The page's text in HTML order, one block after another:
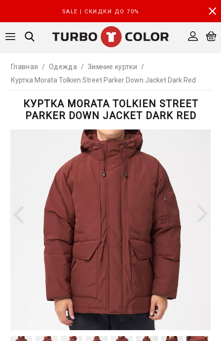
SALE | СКИДКИ ДО 70%
Главная / Одежда / Зимние куртки
/
Куртка Morata Tolkien Street Parker Down Jacket Dark Red
КУРТКА MORATA TOLKIEN STREET
PARKER DOWN JACKET DARK RED